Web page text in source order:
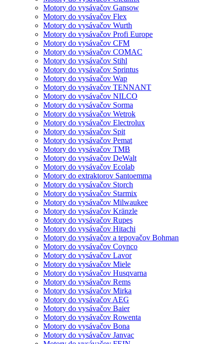
Motory do vysávačov Gansow
Motory do vysávačov Flex
Motory do vysávačov Wurth
Motory do vysávačov Profi Europe
Motory do vysávačov CFM
Motory do vysávačov COMAC
Motory do vysávačov Stihl
Motory do vysávačov Sprintus
Motory do vysávačov Wap
Motory do vysávačov TENNANT
Motory do vysávačov NILCO
Motory do vysávačov Sorma
Motory do vysávačov Wetrok
Motory do vysávačov Electrolux
Motory do vysávačov Spit
Motory do vysávačov Pemat
Motory do vysávačov TMB
Motory do vysávačov DeWalt
Motory do vysávačov Ecolab
Motory do extraktorov Santoemma
Motory do vysávačov Storch
Motory do vysávačov Starmix
Motory do vysávačov Milwaukee
Motory do vysávačov Kränzle
Motory do vysávačov Rupes
Motory do vysávačov Hitachi
Motory do vysávačov a tepovačov Bohman
Motory do vysávačov Coynco
Motory do vysávačov Lavor
Motory do vysávačov Miele
Motory do vysávačov Husqvarna
Motory do vysávačov Rems
Motory do vysávačov Mirka
Motory do vysávačov AEG
Motory do vysávačov Baier
Motory do vysávačov Rowenta
Motory do vysávačov Bona
Motory do vysávačov Janvac